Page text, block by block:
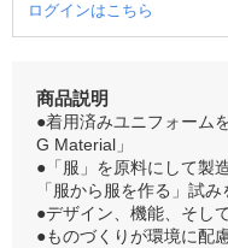
ログインはこちら
商品説明
●着用済みユニフォーム
G Material」
●「服」を原料にして製
「服から服を作る」試
●デザイン、機能、そし
●ものづくりが環境に配